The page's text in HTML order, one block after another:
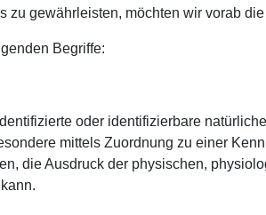
gewährleisten, möchten wir vorab
Begriffe:
oder identifizierbare
mittels Zuordnung zu einer
die Ausdruck der physischen,